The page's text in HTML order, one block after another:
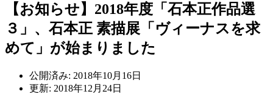
【お知らせ】2018年度「石本正作品選
３」、石本正 素描展「ヴィーナスを求
めて」が始まりました
公開済み: 2018年10月16日
更新: 2018年12月24日